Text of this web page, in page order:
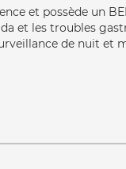
et possède un
et les troubles
de nuit et